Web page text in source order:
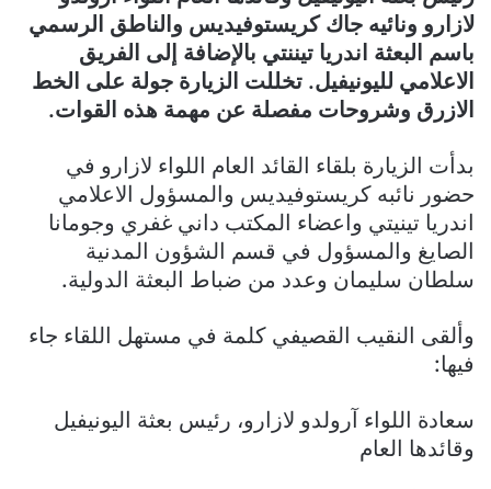
لازارو ونائيه جاك كريستوفيديس والناطق الرسمي
باسم البعثة اندريا تيننتي بالإضافة إلى الفريق
الاعلامي لليونيفيل. تخللت الزيارة جولة على الخط
الازرق وشروحات مفصلة عن مهمة هذه القوات.
بدأت الزيارة بلقاء القائد العام اللواء لازارو في
حضور نائبه كريستوفيديس والمسؤول الاعلامي
اندريا تينيتي واعضاء المكتب داني غفري وجومانا
الصايغ والمسؤول في قسم الشؤون المدنية
سلطان سليمان وعدد من ضباط البعثة الدولية.
وألقى النقيب القصيفي كلمة في مستهل اللقاء جاء
فيها:
سعادة اللواء آرولدو لازارو، رئيس بعثة اليونيفيل
وقائدها العام